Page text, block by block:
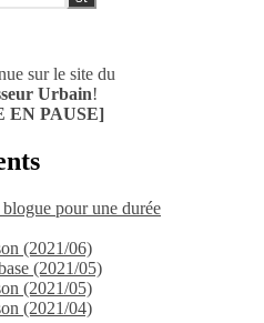
sur le site du
Urbain!
EN PAUSE]
pour une durée
(2021/06)
(2021/05)
(2021/05)
(2021/04)